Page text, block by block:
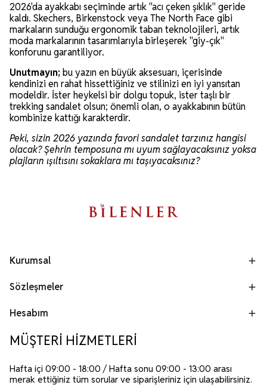
2026'da ayakkabı seçiminde artık "acı çeken şıklık" geride
kaldı. Skechers, Birkenstock veya The North Face gibi
markaların sunduğu ergonomik taban teknolojileri, artık
moda markalarının tasarımlarıyla birleşerek "giy-çık"
konforunu garantiliyor.
Unutmayın; bu yazın en büyük aksesuarı, içerisinde
kendinizi en rahat hissettiğiniz ve stilinizi en iyi yansıtan
modeldir. İster heykelsi bir dolgu topuk, ister taşlı bir
trekking sandalet olsun; önemli olan, o ayakkabının bütün
kombinize kattığı karakterdir.
Peki, sizin 2026 yazında favori sandalet tarzınız hangisi
olacak? Şehrin temposuna mı uyum sağlayacaksınız yoksa
plajların ışıltısını sokaklara mı taşıyacaksınız?
Kurumsal
Sözleşmeler
Hesabım
MÜŞTERİ HİZMETLERİ
Hafta içi 09:00 - 18:00 / Hafta sonu 09:00 - 13:00 arası
merak ettiğiniz tüm sorular ve siparişleriniz için ulaşabilirsiniz.